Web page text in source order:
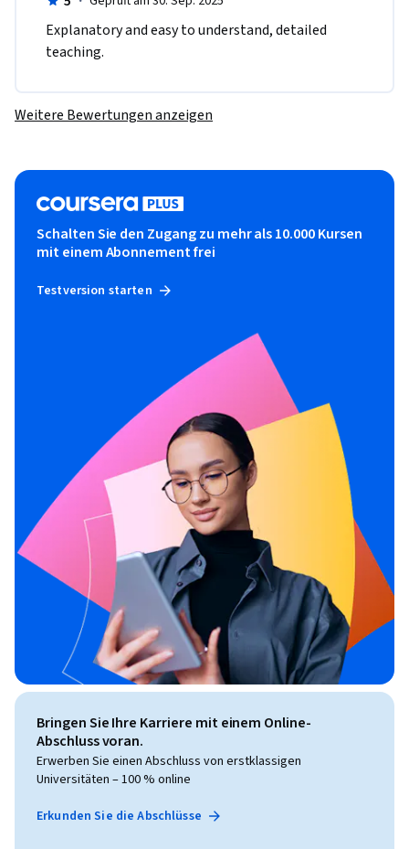
Explanatory and easy to understand, detailed
teaching.
Weitere Bewertungen anzeigen
Schalten Sie den Zugang zu mehr als 10.000 Kursen
mit einem Abonnement frei
Testversion starten
Bringen Sie Ihre Karriere mit einem Online-
Abschluss voran.
Erwerben Sie einen Abschluss von erstklassigen
Universitäten – 100 % online
Erkunden Sie die Abschlüsse